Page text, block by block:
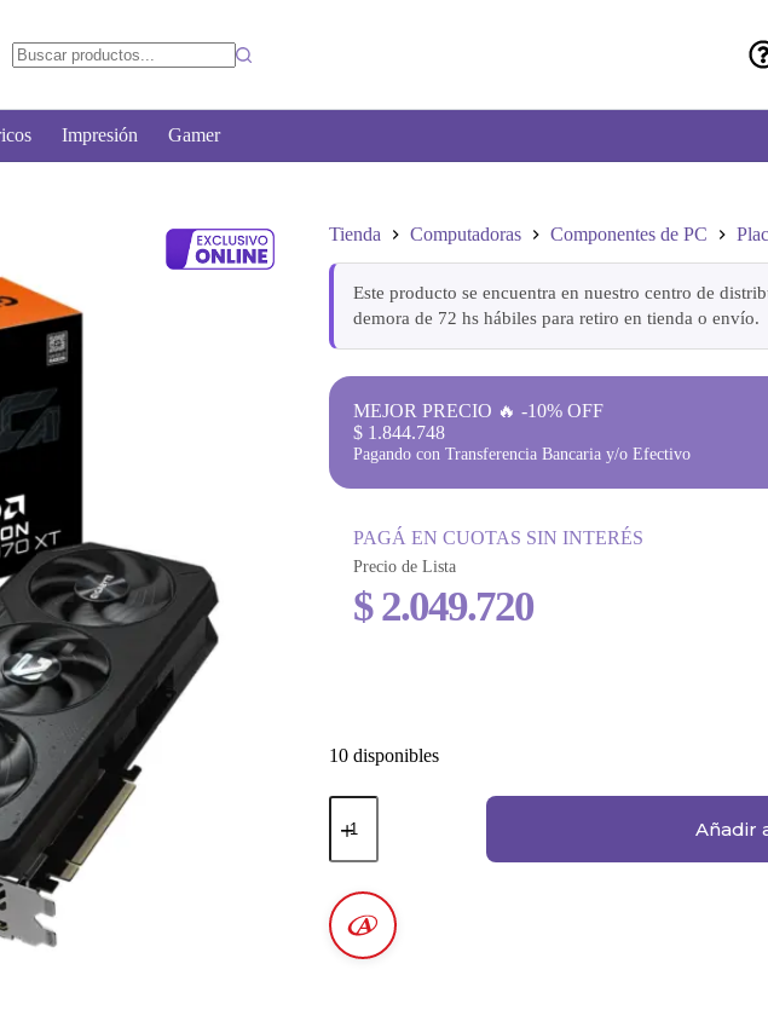
Impresión Gamer
Tienda Computadoras Componentes de PC
Este producto se encuentra en nuestro centro de
demora de 72 hs hábiles para retiro en tienda o envío.
MEJOR PRECIO 🔥 -10% OFF
$ 1.844.748
Pagando con Transferencia Bancaria y/o Efectivo
PAGÁ EN CUOTAS SIN INTERÉS
Precio de Lista
$2.049.720
10 disponibles
Añadir